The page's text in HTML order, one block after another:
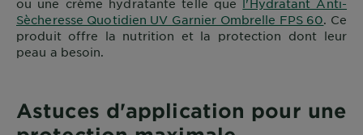
Sècheresse Quotidien UV Garnier Ombrelle FPS 60 . Ce
produit offre la nutrition et la protection dont leur
peau a besoin.
Astuces d'application pour une